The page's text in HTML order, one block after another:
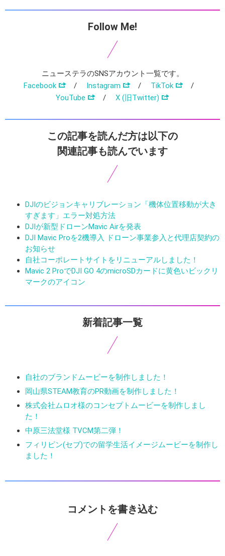
Follow Me!
ニューステラのSNSアカウント一覧です。
Facebook
/ Instagram / TikTok
/
YouTube
/ X (旧Twitter)
この記事を読んだ方は以下の
関連記事も読んでいます
DJIのビジョンキャリブレーション「機体位置移動が大き
すぎます」エラー対処方法
DJIが新型ドローンMavic Airを発表
DJI Mavic Proを2機導入 ドローン事業参入と代理店契約の
お知らせ
自社コーポレートサイトをリニューアルしました！
Mavic 2 ProでDJI GO 4のmicroSDカードに黄色いビックリ
マークのアイコン
新着記事一覧
自社のブランドムービーを制作しました！
岡山県STEAM教育のPR動画を制作しました！
株式会社ムロオ様のコンセプトムービーを制作しまし
た！
中原三法堂様 TVCM第二弾！
フィリピン(セブ)での留学生活イメージムービーを制作し
ました！
コメントを書き込む